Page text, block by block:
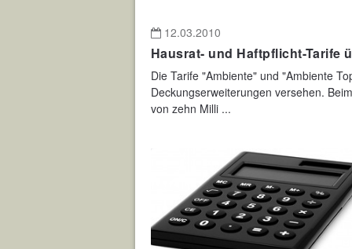
12.03.2010
Hausrat- und Haftpflicht-Tarife
Die Tarife "Ambiente" und "Ambiente
Deckungserweiterungen versehen.
von zehn Milli ...